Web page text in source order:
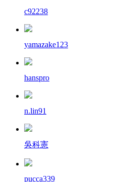
c92238
yamazake123
hanspro
n.lin91
吳科憲
pucca339